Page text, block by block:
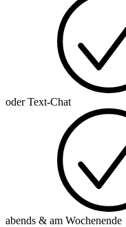
oder Text-Chat
abends & am Wochenende